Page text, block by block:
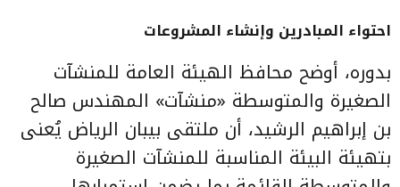
احتواء المبادرين وإنشاء المشروعات
بدوره، أوضح محافظ الهيئة العامة للمنشآت
الصغيرة والمتوسطة «منشآت» المهندس صالح
بن إبراهيم الرشيد، أن ملتقى بيبان الرياض يُعنى
بتهيئة البيئة المناسبة للمنشآت الصغيرة